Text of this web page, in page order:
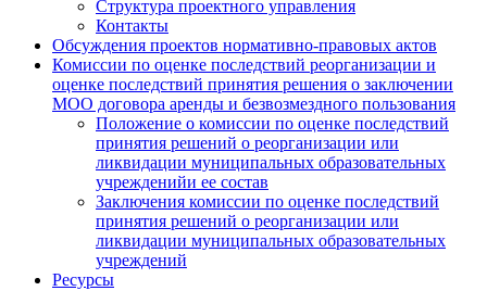
Структура проектного управления
Контакты
Обсуждения проектов нормативно-правовых актов
Комиссии по оценке последствий реорганизации и
оценке последствий принятия решения о заключении
МОО договора аренды и безвозмездного пользования
Положение о комиссии по оценке последствий
принятия решений о реорганизации или
ликвидации муниципальных образовательных
учрежденийи ее состав
Заключения комиссии по оценке последствий
принятия решений о реорганизации или
ликвидации муниципальных образовательных
учреждений
Ресурсы